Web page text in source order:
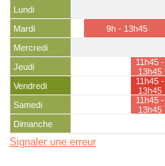
Lundi
Mardi
9h - 13h45
Mercredi
Jeudi
11h45 -
13h45
Vendredi
11h45 -
13h45
Samedi
11h45 -
13h45
Dimanche
Signaler une erreur